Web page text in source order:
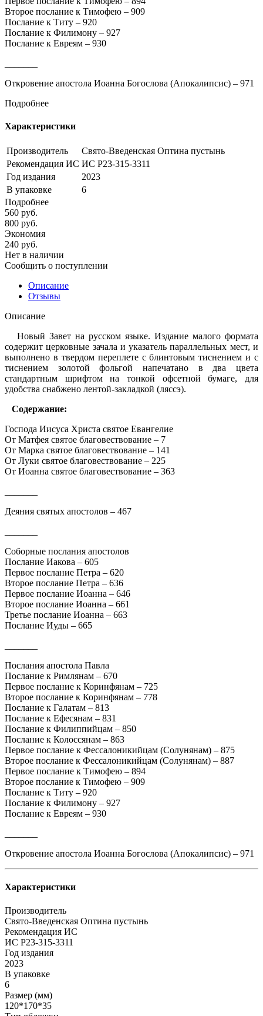
Второе послание к Тимофею – 909
Послание к Титу – 920
Послание к Филимону – 927
Послание к Евреям – 930
Откровение апостола Иоанна Богослова (Апокалипсис) – 971
Подробнее
Характеристики
Производитель
Свято-Введенская Оптина пустынь
Рекомендация ИС ИС Р23-315-3311
Год издания
2023
В упаковке
6
Подробнее
560 руб.
800 руб.
Экономия
240 руб.
Нет в наличии
Сообщить о поступлении
Описание
Отзывы
Описание
Новый Завет на русском языке. Издание малого формата
содержит церковные зачала и указатель параллельных мест, и
выполнено в твердом переплете c блинтовым тиснением и с
тиснением золотой фольгой напечатано в два цвета
стандартным шрифтом на тонкой офсетной бумаге, для
удобства снабжено лентой-закладкой (ляссэ).
Содержание:
Господа Иисуса Христа святое Евангелие
От Матфея святое благовествование – 7
От Марка святое благовествование – 141
От Луки святое благовествование – 225
От Иоанна святое благовествование – 363
Деяния святых апостолов – 467
Соборные послания апостолов
Послание Иакова – 605
Первое послание Петра – 620
Второе послание Петра – 636
Первое послание Иоанна – 646
Второе послание Иоанна – 661
Третье послание Иоанна – 663
Послание Иуды – 665
Послания апостола Павла
Послание к Римлянам – 670
Первое послание к Коринфянам – 725
Второе послание к Коринфянам – 778
Послание к Галатам – 813
Послание к Ефесянам – 831
Послание к Филиппийцам – 850
Послание к Колоссянам – 863
Первое послание к Фессалоникийцам (Солунянам) – 875
Второе послание к Фессалоникийцам (Солунянам) – 887
Первое послание к Тимофею – 894
Второе послание к Тимофею – 909
Послание к Титу – 920
Послание к Филимону – 927
Послание к Евреям – 930
Откровение апостола Иоанна Богослова (Апокалипсис) – 971
Характеристики
Производитель
Свято-Введенская Оптина пустынь
Рекомендация ИС
ИС Р23-315-3311
Год издания
2023
В упаковке
6
Размер (мм)
120*170*35